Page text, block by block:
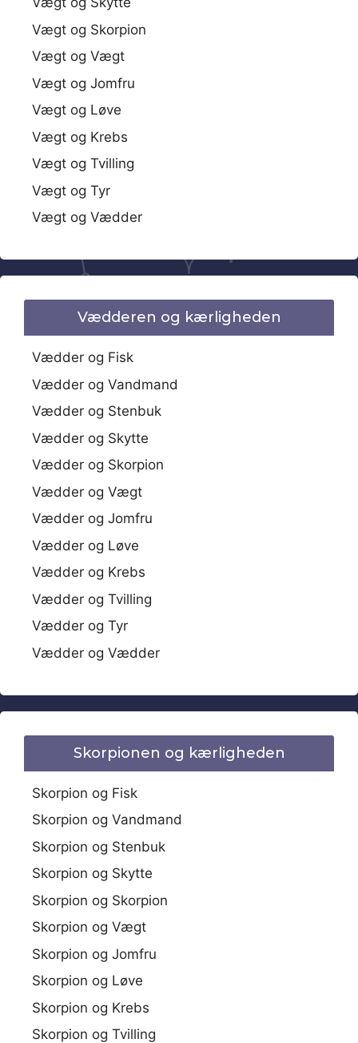
Vægt og Skorpion
Vægt og Vægt
Vægt og Jomfru
Vægt og Løve
Vægt og Krebs
Vægt og Tvilling
Vægt og Tyr
Vægt og Vædder
Vædderen og kærligheden
Vædder og Fisk
Vædder og Vandmand
Vædder og Stenbuk
Vædder og Skytte
Vædder og Skorpion
Vædder og Vægt
Vædder og Jomfru
Vædder og Løve
Vædder og Krebs
Vædder og Tvilling
Vædder og Tyr
Vædder og Vædder
Skorpionen og kærligheden
Skorpion og Fisk
Skorpion og Vandmand
Skorpion og Stenbuk
Skorpion og Skytte
Skorpion og Skorpion
Skorpion og Vægt
Skorpion og Jomfru
Skorpion og Løve
Skorpion og Krebs
Skorpion og Tvilling